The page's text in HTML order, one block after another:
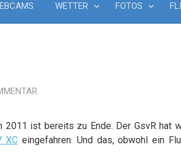
WETTER FOTOS
ist bereits zu Ende. Der GsvR hat
XC eingefahren. Und das, obwohl ein